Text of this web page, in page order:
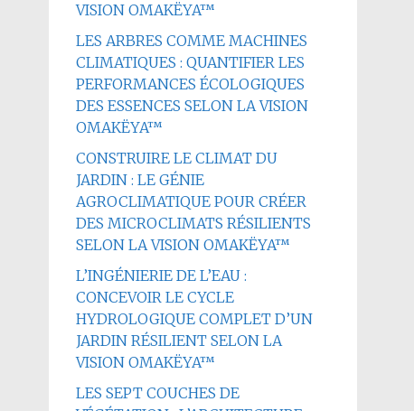
VISION OMAKËYA™
LES ARBRES COMME MACHINES
CLIMATIQUES : QUANTIFIER LES
PERFORMANCES ÉCOLOGIQUES
DES ESSENCES SELON LA VISION
OMAKËYA™
CONSTRUIRE LE CLIMAT DU
JARDIN : LE GÉNIE
AGROCLIMATIQUE POUR CRÉER
DES MICROCLIMATS RÉSILIENTS
SELON LA VISION OMAKËYA™
L’INGÉNIERIE DE L’EAU :
CONCEVOIR LE CYCLE
HYDROLOGIQUE COMPLET D’UN
JARDIN RÉSILIENT SELON LA
VISION OMAKËYA™
LES SEPT COUCHES DE